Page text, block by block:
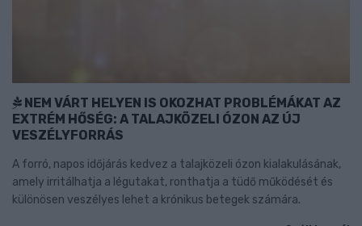
NEM VÁRT HELYEN IS OKOZHAT PROBLÉMÁKAT AZ
EXTRÉM HŐSÉG: A TALAJKÖZELI ÓZON AZ ÚJ
VESZÉLYFORRÁS
A forró, napos időjárás kedvez a talajközeli ózon kialakulásának,
amely irritálhatja a légutakat, ronthatja a tüdő működését és
különösen veszélyes lehet a krónikus betegek számára.